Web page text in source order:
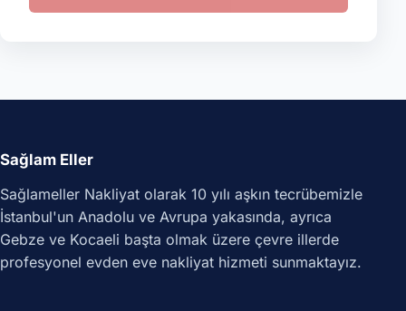
Sağlam Eller
Sağlameller Nakliyat olarak 10 yılı aşkın tecrübemizle
İstanbul'un Anadolu ve Avrupa yakasında, ayrıca
Gebze ve Kocaeli başta olmak üzere çevre illerde
profesyonel evden eve nakliyat hizmeti sunmaktayız.